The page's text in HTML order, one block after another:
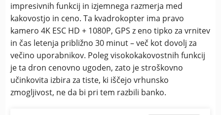
impresivnih funkcij in izjemnega razmerja med
kakovostjo in ceno. Ta kvadrokopter ima pravo
kamero 4K ESC HD + 1080P, GPS z eno tipko za vrnitev
in čas letenja približno 30 minut – več kot dovolj za
večino uporabnikov. Poleg visokokakovostnih funkcij
je ta dron cenovno ugoden, zato je stroškovno
učinkovita izbira za tiste, ki iščejo vrhunsko
zmogljivost, ne da bi pri tem razbili banko.